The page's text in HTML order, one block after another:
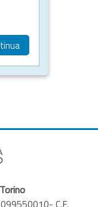
C.F.